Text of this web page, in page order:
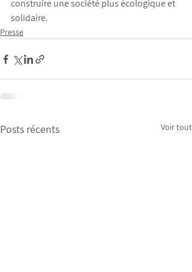
construire une société plus écologique et
solidaire.
Presse
Posts récents Voir tout